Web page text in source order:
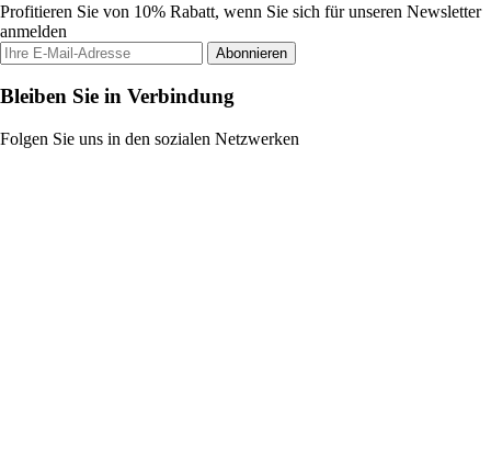
Profitieren Sie von 10% Rabatt, wenn Sie sich für unseren Newsletter
anmelden
Abonnieren
Bleiben Sie in Verbindung
Folgen Sie uns in den sozialen Netzwerken